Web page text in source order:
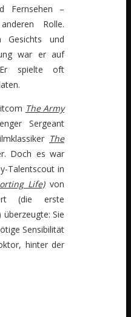
Fernsehen –
Rolle.
Gesichts und
war er auf
spielte oft
The Army
Sergeant
The
Doch es war
Talentscout in
Life)von
(die erste
Sie
Sensibilität
hinter der